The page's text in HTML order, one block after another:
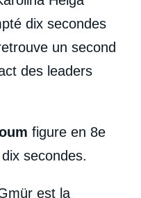
dix secondes
un second
des leaders
figure en 8e
secondes.
est la